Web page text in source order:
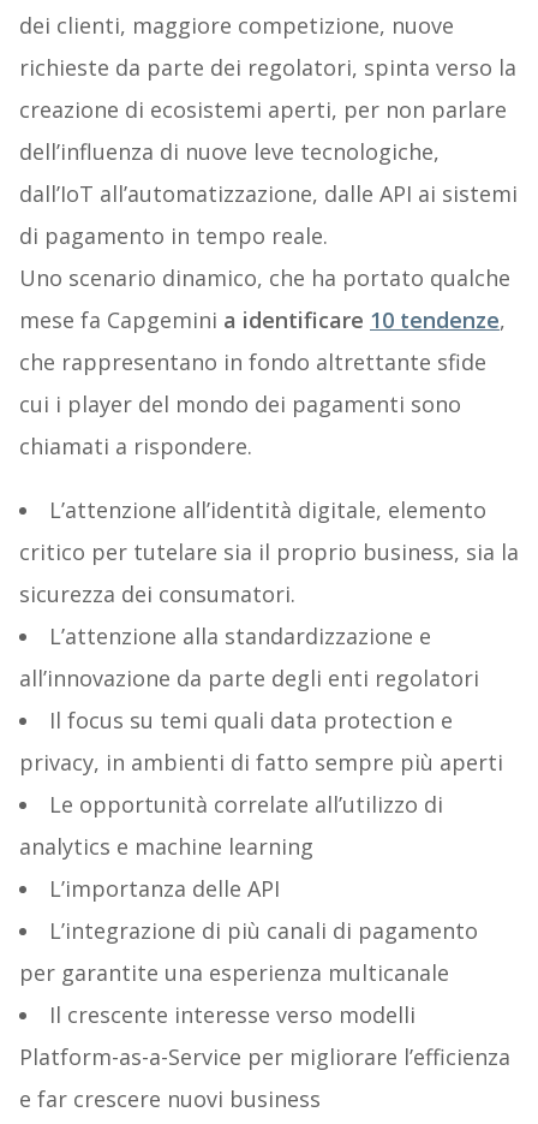
dei clienti, maggiore competizione, nuove
richieste da parte dei regolatori, spinta verso la
creazione di ecosistemi aperti, per non parlare
dell’influenza di nuove leve tecnologiche,
dall’IoT all’automatizzazione, dalle API ai sistemi
di pagamento in tempo reale.
Uno scenario dinamico, che ha portato qualche
mese fa Capgemini a identificare 10 tendenze,
che rappresentano in fondo altrettante sfide
cui i player del mondo dei pagamenti sono
chiamati a rispondere.
L’attenzione all’identità digitale, elemento
critico per tutelare sia il proprio business, sia la
sicurezza dei consumatori.
L’attenzione alla standardizzazione e
all’innovazione da parte degli enti regolatori
Il focus su temi quali data protection e
privacy, in ambienti di fatto sempre più aperti
Le opportunità correlate all’utilizzo di
analytics e machine learning
L’importanza delle API
L’integrazione di più canali di pagamento
per garantite una esperienza multicanale
Il crescente interesse verso modelli
Platform-as-a-Service per migliorare l’efficienza
e far crescere nuovi business